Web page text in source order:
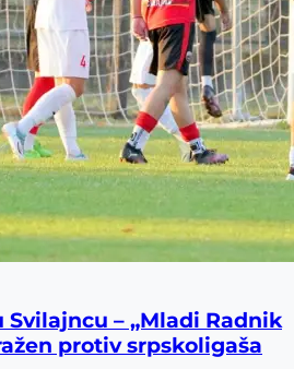
– „Mladi Radnik
protiv srpskoligaša